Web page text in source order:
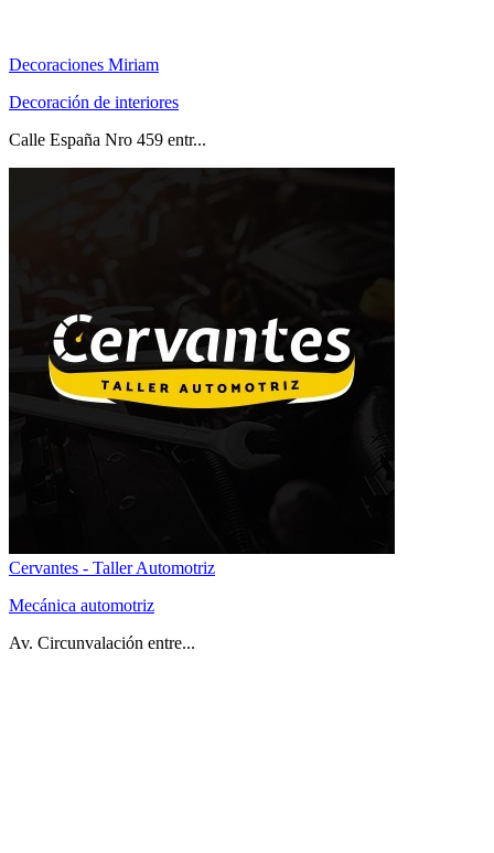
Decoraciones Miriam
Decoración de interiores
Calle España Nro 459 entr...
Cervantes - Taller Automotriz
Mecánica automotriz
Av. Circunvalación entre...